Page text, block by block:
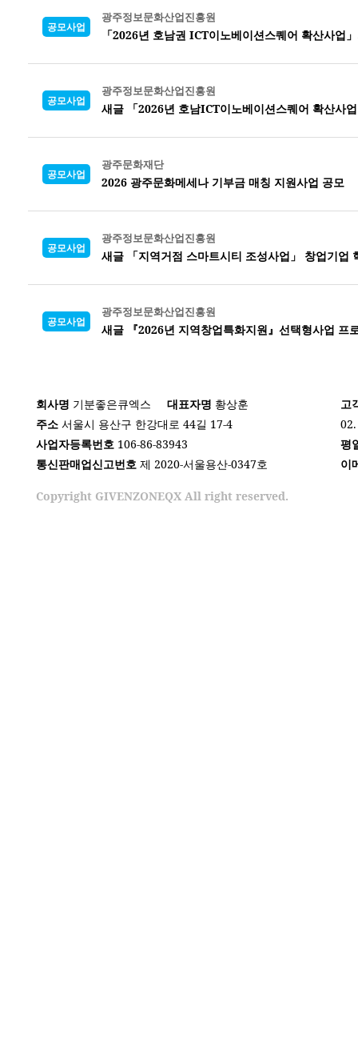
공모사업
광주정보문화산업진흥원
「2026년 호남권 ICT이노베이션스퀘어 확산사업
공모사업
광주정보문화산업진흥원
새글 「2026년 호남ICT이노베이션스퀘어 확산사
공모사업
광주문화재단
2026 광주문화메세나 기부금 매칭 지원사업 공모
공모사업
광주정보문화산업진흥원
새글 「지역거점 스마트시티 조성사업」 창업기업
공모사업
광주정보문화산업진흥원
새글 『2026년 지역창업특화지원』선택형사업 프
회사명 기분좋은큐엑스 대표자명 황상훈
주소 서울시 용산구 한강대로 44길 17-4
사업자등록번호 106-86-83943
통신판매업신고번호 제 2020-서울용산-0347호
Copyright GIVENZONEQX All right reserved.
고
평
이